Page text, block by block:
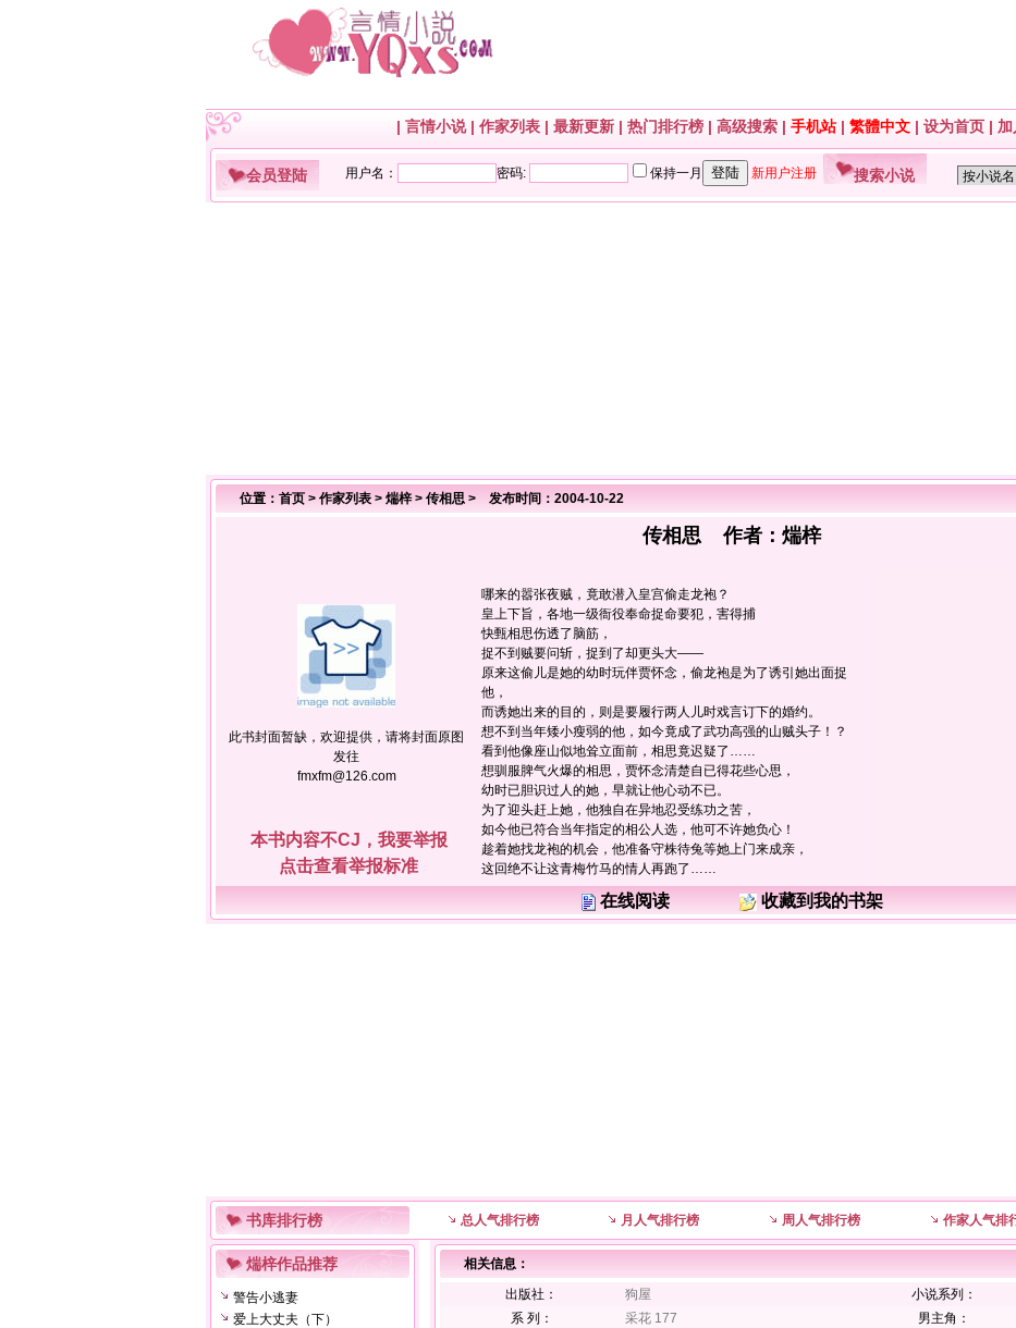
| 言情小说| 作家列表 | 最新更新 | 热门排行榜 | 高级搜索 | 手机站| 繁體中文 | 设为首页 |
会员登陆 搜索小说
位置： 首页 > 作家列表 > 煓梓> 传相思 > 发布时间：2004-10-22
传相思 作者： 煓梓
此书封面暂缺，欢迎提供，请将封面原图
发往
fmxfm@126.com
哪来的嚣张夜贼，竟敢潜入皇宫偷走龙袍？
皇上下旨，各地一级衙役奉命捉命要犯，害得捕
快甄相思伤透了脑筋，
捉不到贼要问斩，捉到了却更头大——
原来这偷儿是她的幼时玩伴贾怀念，偷龙袍是为了诱引她出面捉
他，
而诱她出来的目的，则是要履行两人儿时戏言订下的婚约。
想不到当年矮小瘦弱的他，如今竟成了武功高强的山贼头子！？
看到他像座山似地耸立面前，相思竟迟疑了……
想驯服脾气火爆的相思，贾怀念清楚自已得花些心思，
幼时已胆识过人的她，早就让他心动不已。
为了迎头赶上她，他独自在异地忍受练功之苦，
如今他已符合当年指定的相公人选，他可不许她负心！
趁着她找龙袍的机会，他准备守株待兔等她上门来成亲，
这回绝不让这青梅竹马的情人再跑了……
本书内容不CJ，我要举报
点击查看举报标准
在线阅读
收藏到我的书架
书库排行榜 总人气排行榜 月人气排行榜 周人气排行榜 作家人气排
煓梓作品推荐
警告小逃妻
爱上大丈夫（下）
相关信息：
出版社：
狗屋 小说系列：
系 列：
采花 177 男主角：